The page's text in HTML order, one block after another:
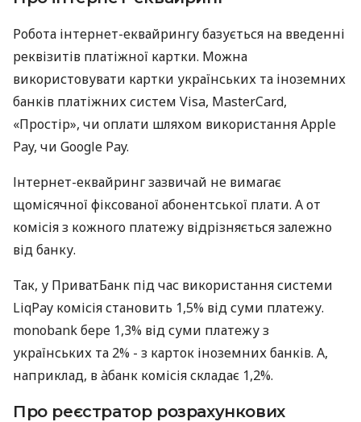
Робота інтернет-еквайрингу базується на введенні
реквізитів платіжної картки. Можна
використовувати картки українських та іноземних
банків платіжних систем Visa, MasterCard,
«Простір», чи оплати шляхом використання Apple
Pay, чи Google Pay.
Інтернет-еквайринг зазвичай не вимагає
щомісячної фіксованої абонентської плати. А от
комісія з кожного платежу відрізняється залежно
від банку.
Так, у ПриватБанк під час використання системи
LiqPay комісія становить 1,5% від суми платежу.
monobank бере 1,3% від суми платежу з
українських та 2% - з карток іноземних банків. А,
наприклад, в àбанк комісія складає 1,2%.
Про реєстратор розрахункових